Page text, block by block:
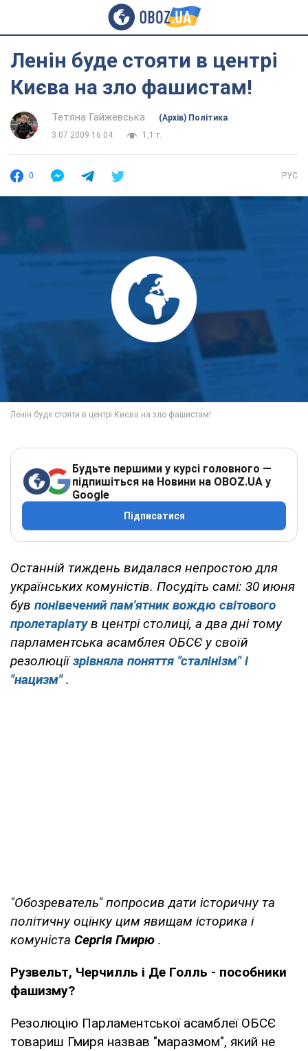
Ленін буде стояти в центрі
Києва на зло фашистам!
Тетяна Гайжевська
(Архів) Політика
3.07.2009 16:04
1,1 т.
0 РУС
Будьте першими у курсі головного —
підпишіться на Новини на OBOZ.UA у
Google
Підписатися
Останній тиждень видалася непростою для
українських комуністів. Посудіть самі: 30 июня
був понівечений пам'ятник вождю світового
пролетаріатув центрі столиці, а два дні тому
парламентська асамблея ОБСЄ у своїй
резолюціїзрівняла поняття "сталінізм" і
"нацизм".
"Обозреватель" попросив дати історичну та
політичну оцінку цим явищам історика і
комуніста Сергія Гмирю .
Рузвельт, Черчилль і Де Голль - пособники
фашизму?
Резолюцію Парламентської асамблеї ОБСЄ
товариш Гмиря назвав "маразмом", який не